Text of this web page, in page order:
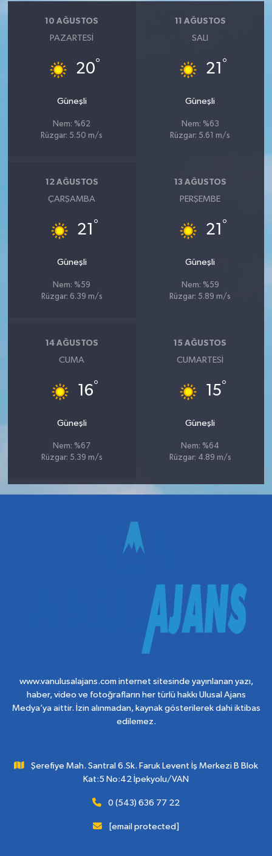
10 AĞUSTOS
PAZARTESI
20°
Güneşli
Nem: %62
Rüzgar: 5.50 m/s
11 AĞUSTOS
SALI
21 °
Güneşli
Nem: %63
Rüzgar: 5.61 m/s
12 AĞUSTOS
ÇARŞAMBA
21 °
Güneşli
Nem: %59
Rüzgar: 6.39 m/s
13 AĞUSTOS
PERŞEMBE
21 °
Güneşli
Nem: %59
Rüzgar: 5.89 m/s
14 AĞUSTOS
CUMA
16°
Güneşli
Nem: %67
Rüzgar: 5.39 m/s
15 AĞUSTOS
CUMARTESI
15°
Güneşli
Nem: %64
Rüzgar: 4.89 m/s
www.vanulusalajans.com internet sitesinde yayınlanan yazı,
haber, video ve fotoğrafların her türlü hakkı Ulusal Ajans
Medya’ya aittir. İzin alınmadan, kaynak gösterilerek dahi iktibas
edilemez.
Şerefiye Mah. Santral 6.Sk. Faruk Levent İş Merkezi B Blok
Kat:5 No:42 İpekyolu/VAN
0 (543) 636 77 22
[email protected]